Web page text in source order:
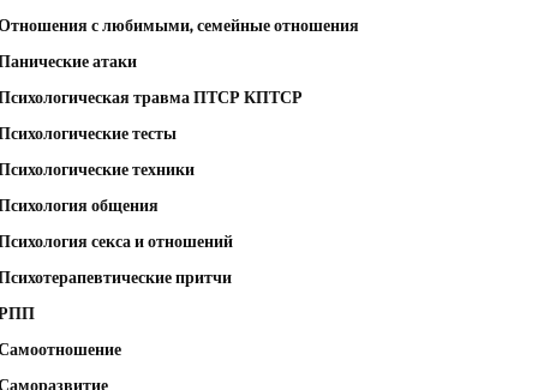
с любимыми, семейные отношения
атаки
травма ПТСР КПТСР
тесты
техники
общения
секса и отношений
притчи